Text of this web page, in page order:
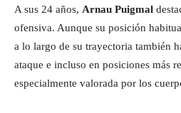
A sus 24 años, Arnau Puigmal
ofensiva. Aunque su posición
a lo largo de su trayectoria también
ataque e incluso en posiciones más
especialmente valorada por los